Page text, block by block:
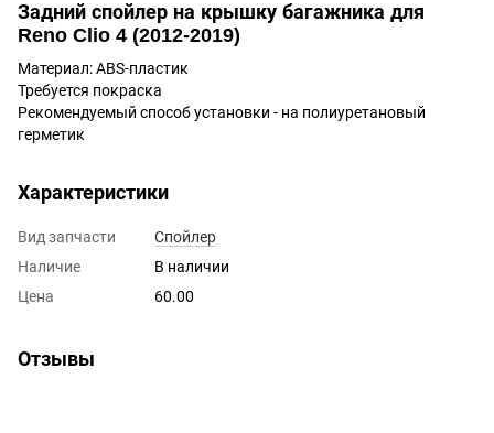
Задний спойлер на крышку багажника для
Reno Clio 4 (2012-2019)
Материал: ABS-пластик
Требуется покраска
Рекомендуемый способ установки - на полиуретановый
герметик
Характеристики
Вид запчасти
Спойлер
Наличие
В наличии
Цена
60.00
Отзывы